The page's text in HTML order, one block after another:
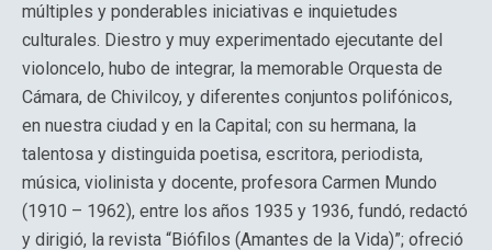
múltiples y ponderables iniciativas e inquietudes
culturales. Diestro y muy experimentado ejecutante del
violoncelo, hubo de integrar, la memorable Orquesta de
Cámara, de Chivilcoy, y diferentes conjuntos polifónicos,
en nuestra ciudad y en la Capital; con su hermana, la
talentosa y distinguida poetisa, escritora, periodista,
música, violinista y docente, profesora Carmen Mundo
(1910 – 1962), entre los años 1935 y 1936, fundó, redactó
y dirigió, la revista “Biófilos (Amantes de la Vida)”; ofreció